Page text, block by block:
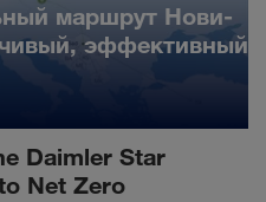
маршрут Нови-
эффективный
Daimler Star
Net Zero